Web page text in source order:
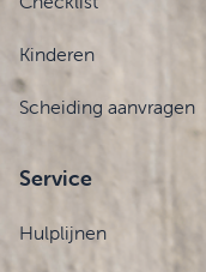
Kinderen
Scheiding aanvragen
Service
Hulplijnen